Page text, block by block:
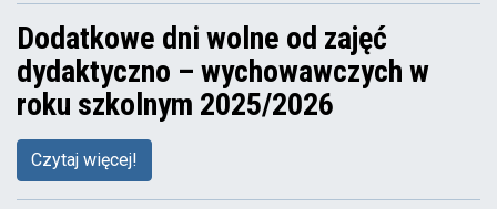
Dodatkowe dni wolne od zajęć
dydaktyczno – wychowawczych w
roku szkolnym 2025/2026
Czytaj więcej!